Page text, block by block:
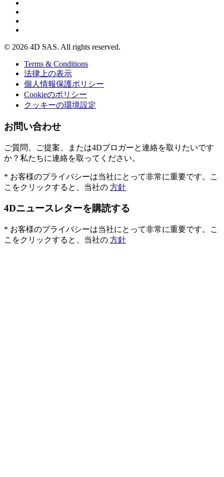
© 2026 4D SAS. All rights reserved.
Terms & Conditions
法律上の表示
個人情報保護ポリシー
Cookieのポリシー
クッキーの環境設定
お問い合わせ
ご質問、ご提案、または4Dブロガーと連絡を取りたいです
か？私たちに連絡を取ってください。
* お客様のプライバシーは当社にとって非常に重要です。こ
こをクリックすると、当社の 方針
4Dニュースレターを購読する
* お客様のプライバシーは当社にとって非常に重要です。こ
こをクリックすると、当社の 方針